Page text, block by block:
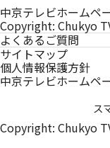
中京テレビホームペ
Copyright: Chukyo
よくあるご質問
サイトマップ
個人情報保護方針
中京テレビホームペ
ス
Copyright: Chukyo